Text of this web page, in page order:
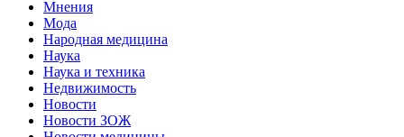
Мнения
Мода
Народная медицина
Наука
Наука и техника
Недвижимость
Новости
Новости ЗОЖ